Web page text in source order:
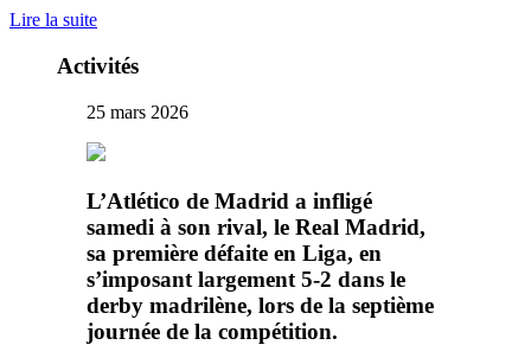
Lire la suite
Activités
25 mars 2026
L’Atlético de Madrid a infligé
samedi à son rival, le Real Madrid,
sa première défaite en Liga, en
s’imposant largement 5-2 dans le
derby madrilène, lors de la septième
journée de la compétition.